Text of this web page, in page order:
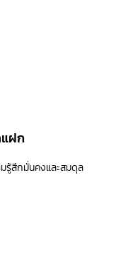
ฝก
รู้สึกมั่นคงและสมดุล